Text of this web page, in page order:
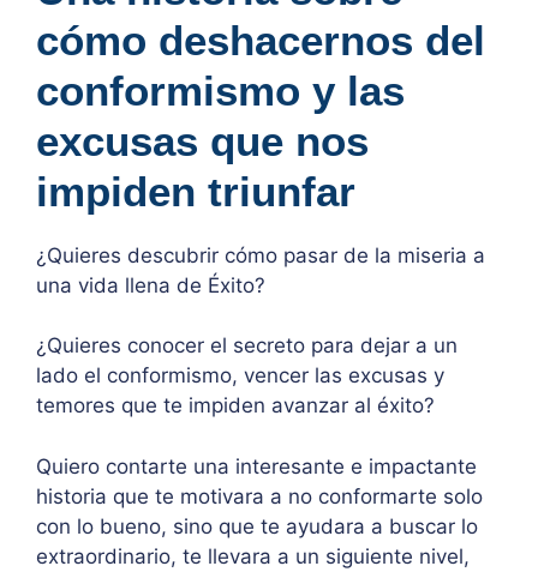
cómo deshacernos del
conformismo y las
excusas que nos
impiden triunfar
¿Quieres descubrir cómo pasar de la miseria a
una vida llena de Éxito?
¿Quieres conocer el secreto para dejar a un
lado el conformismo, vencer las excusas y
temores que te impiden avanzar al éxito?
Quiero contarte una interesante e impactante
historia que te motivara a no conformarte solo
con lo bueno, sino que te ayudara a buscar lo
extraordinario, te llevara a un siguiente nivel,